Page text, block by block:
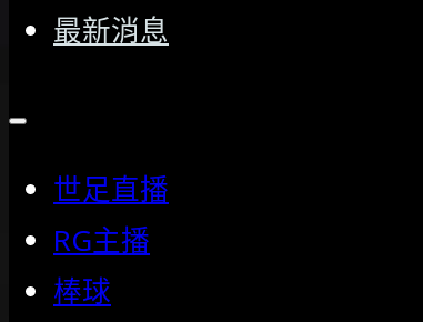
最新消息
世足直播
RG主播
棒球